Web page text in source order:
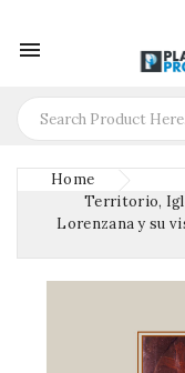

Home
Territorio,
Lorenzana y su